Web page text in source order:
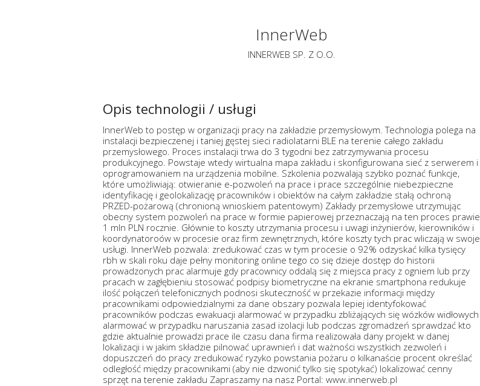
InnerWeb
INNERWEB SP. Z O.O.
Opis technologii / usługi
InnerWeb to postęp w organizacji pracy na zakładzie przemysłowym. Technologia polega na
instalacji bezpieczenej i taniej gęstej sieci radiolatarni BLE na terenie całego zakładu
przemysłowego. Proces instalacji trwa do 3 tygodni bez zatrzymywania procesu
produkcyjnego. Powstaje wtedy wirtualna mapa zakładu i skonfigurowana sieć z serwerem i
oprogramowaniem na urządzenia mobilne. Szkolenia pozwalają szybko poznać funkcje,
które umożliwiają: otwieranie e-pozwoleń na prace i prace szczególnie niebezpieczne
identyfikację i geolokalizację pracowników i obiektów na całym zakładzie stałą ochroną
PRZED-pożarową (chronioną wnioskiem patentowym) Zakłady przemysłowe utrzymując
obecny system pozwoleń na prace w formie papierowej przeznaczają na ten proces prawie
1 mln PLN rocznie. Głównie to koszty utrzymania procesu i uwagi inżynierów, kierowników i
koordynatoroów w procesie oraz firm zewnętrznych, które koszty tych prac wliczają w swoje
usługi. InnerWeb pozwala: zredukować czas w tym procesie o 92% odzyskać kilka tysięcy
rbh w skali roku daje pełny monitoring online tego co się dzieje dostęp do historii
prowadzonych prac alarmuje gdy pracownicy oddalą się z miejsca pracy z ogniem lub przy
pracach w zagłębieniu stosować podpisy biometryczne na ekranie smartphona redukuje
ilość połączeń telefonicznych podnosi skuteczność w przekazie informacji między
pracownikami odpowiedzialnymi za dane obszary pozwala lepiej identyfokować
pracowników podczas ewakuacji alarmować w przypadku zbliżających się wózków widłowych
alarmować w przypadku naruszania zasad izolacji lub podczas zgromadzeń sprawdzać kto
gdzie aktualnie prowadzi prace ile czasu dana firma realizowała dany projekt w danej
lokalizacji i w jakim składzie pilnować uprawnień i dat ważności wszystkich zezwoleń i
dopuszczeń do pracy zredukować ryzyko powstania pożaru o kilkanaście procent określać
odległość między pracownikami (aby nie dzwonić tylko się spotykać) lokalizować cenny
sprzęt na terenie zakładu Zapraszamy na nasz Portal: www.innerweb.pl